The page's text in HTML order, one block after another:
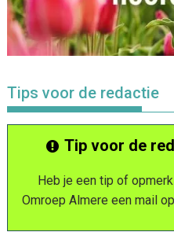
Tips voor de redactie
Tip voor de
Heb je een tip of
Omroep Almere een mail op